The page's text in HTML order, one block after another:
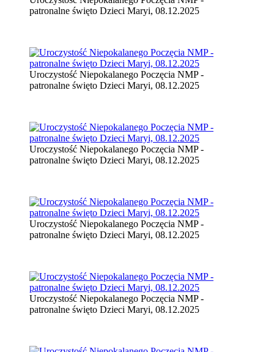
patronalne święto Dzieci Maryi, 08.12.2025
Uroczystość Niepokalanego Poczęcia NMP -
patronalne święto Dzieci Maryi, 08.12.2025
Uroczystość Niepokalanego Poczęcia NMP -
patronalne święto Dzieci Maryi, 08.12.2025
Uroczystość Niepokalanego Poczęcia NMP -
patronalne święto Dzieci Maryi, 08.12.2025
Uroczystość Niepokalanego Poczęcia NMP -
patronalne święto Dzieci Maryi, 08.12.2025